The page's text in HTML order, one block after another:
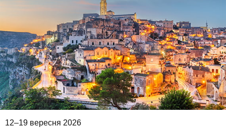
12–19 вересня 2026